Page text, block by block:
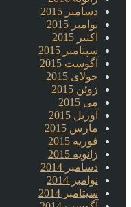
دسامبر 2015
نوامبر 2015
اکتبر 2015
سپتامبر 2015
آگوست 2015
جولای 2015
ژوئن 2015
می 2015
آوریل 2015
مارس 2015
فوریه 2015
ژانویه 2015
دسامبر 2014
نوامبر 2014
سپتامبر 2014